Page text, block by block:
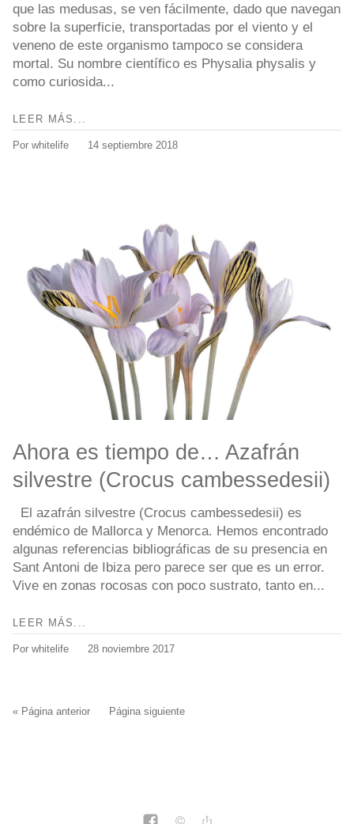
que las medusas, se ven fácilmente, dado que navegan
sobre la superficie, transportadas por el viento y el
veneno de este organismo tampoco se considera
mortal. Su nombre científico es Physalia physalis y
como curiosida...
LEER MÁS...
Por whitelife 14 septiembre 2018
Ahora es tiempo de… Azafrán
silvestre (Crocus cambessedesii)
El azafrán silvestre (Crocus cambessedesii) es
endémico de Mallorca y Menorca. Hemos encontrado
algunas referencias bibliográficas de su presencia en
Sant Antoni de Ibiza pero parece ser que es un error.
Vive en zonas rocosas con poco sustrato, tanto en...
LEER MÁS...
Por whitelife 28 noviembre 2017
« Página anterior Página siguiente